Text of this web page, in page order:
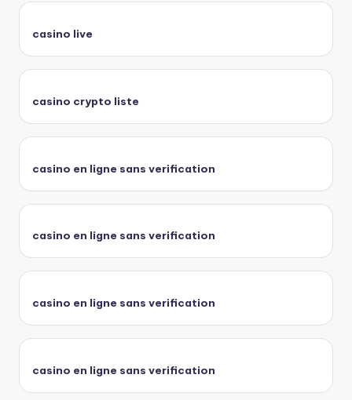
casino live
casino crypto liste
casino en ligne sans verification
casino en ligne sans verification
casino en ligne sans verification
casino en ligne sans verification